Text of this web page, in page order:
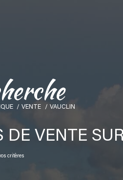
herche
VENTE VAUCLIN
DE VENTE
critères